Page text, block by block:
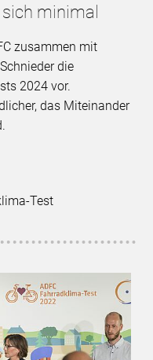
minimal
zusammen mit
die
2024 vor.
das Miteinander
Test